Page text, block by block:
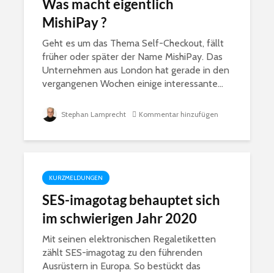
Was macht eigentlich
MishiPay ?
Geht es um das Thema Self-Checkout, fällt
früher oder später der Name MishiPay. Das
Unternehmen aus London hat gerade in den
vergangenen Wochen einige interessante...
Stephan Lamprecht Kommentar hinzufügen
KURZMELDUNGEN
SES-imagotag behauptet sich
im schwierigen Jahr 2020
Mit seinen elektronischen Regaletiketten
zählt SES-imagotag zu den führenden
Ausrüstern in Europa. So bestückt das
SES-imagotag
behauptet sich im
schwierigen Jahr
2020
Mit KI zur
neuen